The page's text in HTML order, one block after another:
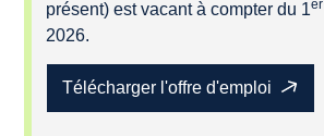
présent) est vacant à compter du 1er
2026.
Télécharger l'offre d'emploi